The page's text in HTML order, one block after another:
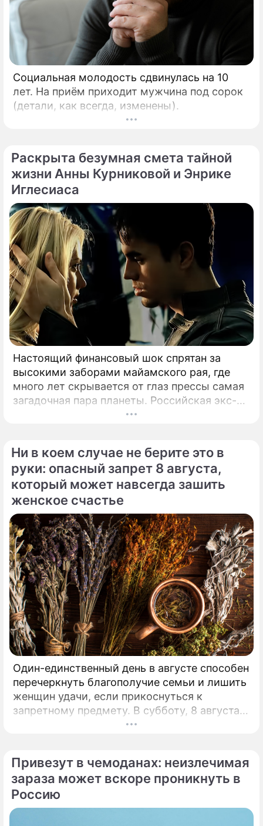
Социальная молодость сдвинулась на 10
лет. На приём приходит мужчина под сорок
(детали, как всегда, изменены).
Раскрыта безумная смета тайной
жизни Анны Курниковой и Энрике
Иглесиаса
Настоящий финансовый шок спрятан за
высокими заборами майамского рая, где
много лет скрывается от глаз прессы самая
загадочная пара планеты. Российская экс-
теннисистка Анна Курникова и испанский
самых закрытых и непубличных пар
мирового шоу-бизнеса.
Ни в коем случае не берите это в
руки: опасный запрет 8 августа,
который может навсегда зашить
женское счастье
Один-единственный день в августе способен
перечеркнуть благополучие семьи и лишить
женщин удачи, если прикоснуться к
запретному предмету. В субботу, 8 августа,
православная церковь молитвенно чтит
Никомидийских.
Привезут в чемоданах: неизлечимая
зараза может вскоре проникнуть в
Россию